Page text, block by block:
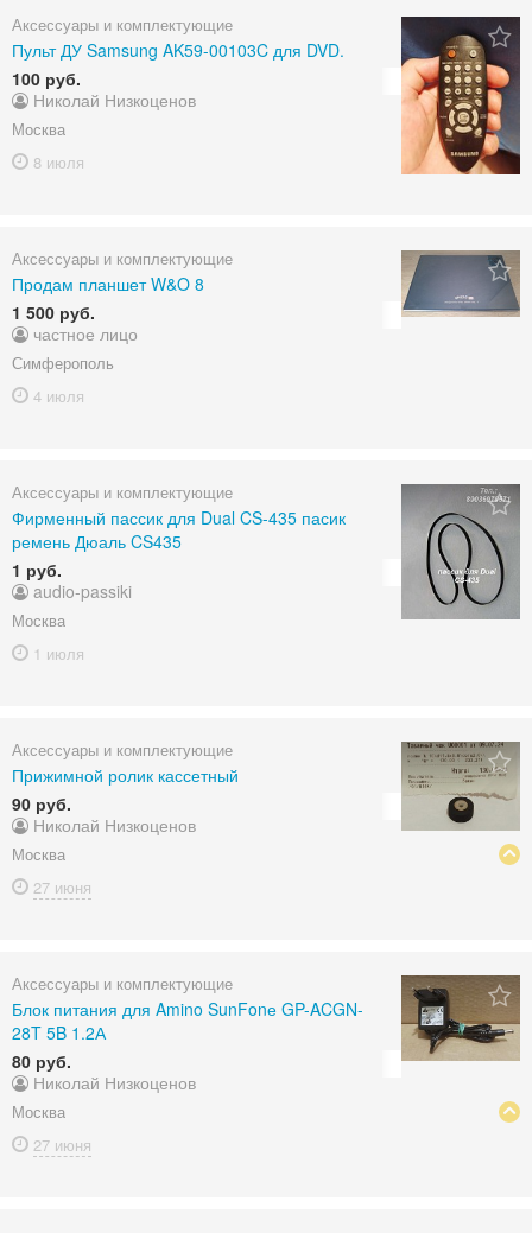
Аксессуары и комплектующие
Пульт ДУ Samsung AK59-00103C для DVD.
100 руб.
Николай Низкоценов
Москва
8 июля
Аксессуары и комплектующие
Продам планшет W&O 8
1 500 руб.
частное лицо
Симферополь
4 июля
Аксессуары и комплектующие
Фирменный пассик для Dual CS-435 пасик
ремень Дюаль CS435
1 руб.
audio-passiki
Москва
1 июля
Аксессуары и комплектующие
Прижимной ролик кассетный
90 руб.
Николай Низкоценов
Москва
27 июня
Аксессуары и комплектующие
Блок питания для Amino SunFonе GP-ACGN-
28T 5B 1.2А
80 руб.
Николай Низкоценов
Москва
27 июня